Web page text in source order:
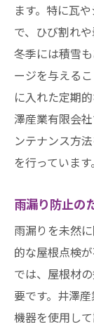
ます。特に瓦
で、ひび割れ
冬季には積雪
ージを与える
に入れた定期
澤産業有限会
ンテナンス方
を行っています。
雨漏り防止の
雨漏りを未然
的な屋根点検
では、屋根材
要です。井澤
機器を使用し